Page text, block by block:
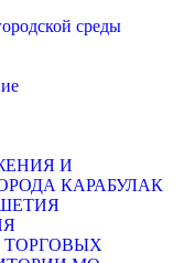
среды
И
КАРАБУЛАК